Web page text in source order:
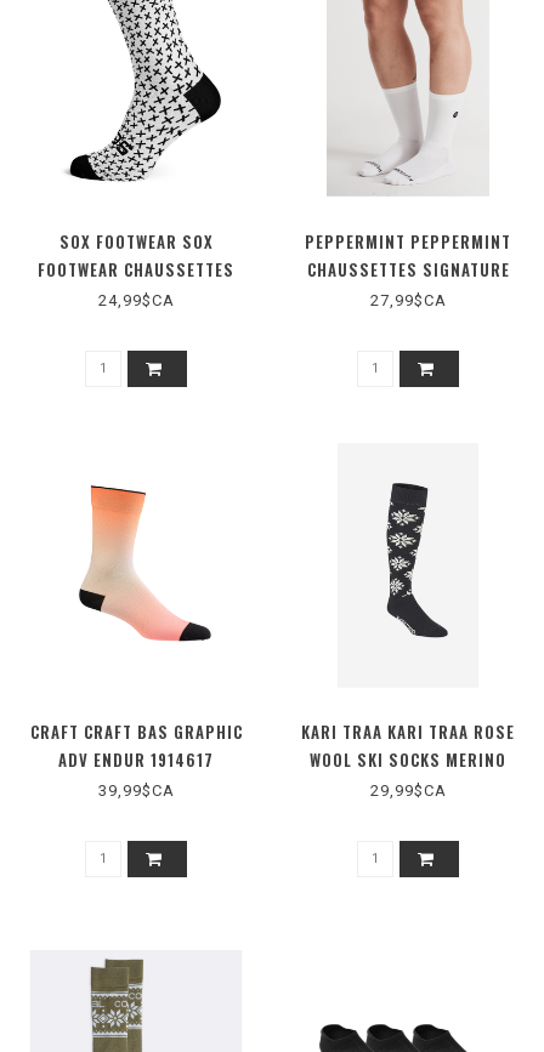
SOX FOOTWEAR SOX
FOOTWEAR CHAUSSETTES
24,99$CA
PEPPERMINT PEPPERMINT
CHAUSSETTES SIGNATURE
TRICOT (Q4101)
27,99$CA
CRAFT CRAFT BAS GRAPHIC
ADV ENDUR 1914617
39,99$CA
KARI TRAA KARI TRAA ROSE
WOOL SKI SOCKS MERINO
611304
29,99$CA